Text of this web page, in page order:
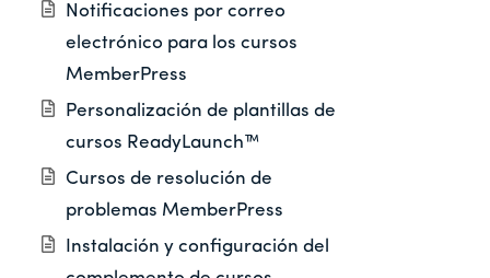
Notificaciones por correo
electrónico para los cursos
MemberPress
Personalización de plantillas de
cursos ReadyLaunch™
Cursos de resolución de
problemas MemberPress
Instalación y configuración del